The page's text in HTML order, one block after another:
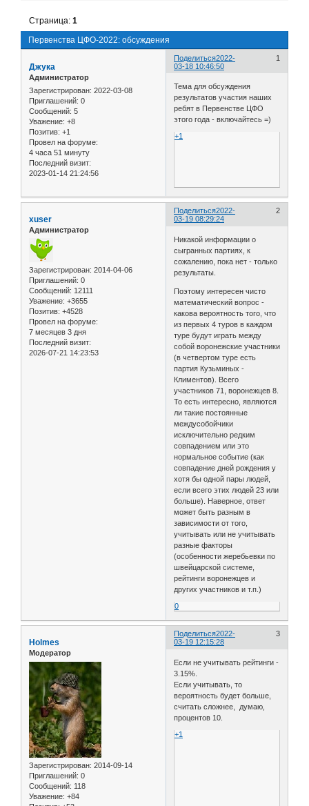
Первенства ЦФО-2022: обсуждения
Страница:1
Поделиться 1
2022-
03-18 10:46:50
Джука
Администратор
Зарегистрирован: 2022-03-08
Приглашений: 0
Сообщений: 5
Уважение: +8
Позитив: +1
Провел на форуме:
4 часа 51 минуту
Последний визит:
2023-01-14 21:24:56
Тема для обсуждения
результатов участия наших
ребят в Первенстве ЦФО
этого года - включайтесь =)
+1
Поделиться 2
2022-
03-19 08:29:24
xuser
Администратор
Зарегистрирован: 2014-04-06
Приглашений: 0
Сообщений: 12111
Уважение: +3655
Позитив: +4528
Провел на форуме:
7 месяцев 3 дня
Последний визит:
2026-07-21 14:23:53
Никакой информации о
сыгранных партиях, к
сожалению, пока нет - только
результаты.
Поэтому интересен чисто
математический вопрос -
какова вероятность того, что
из первых 4 туров в каждом
туре будут играть между
собой воронежские участники
(в четвертом туре есть
партия Кузьминых -
Климентов). Всего
участников 71, воронежцев 8.
То есть интересно, являются
ли такие постоянные
междусобойчики
исключительно редким
совпадением или это
нормальное событие (как
совпадение дней рождения у
хотя бы одной пары людей,
если всего этих людей 23 или
больше). Наверное, ответ
может быть разным в
зависимости от того,
учитывать или не учитывать
разные факторы
(особенности жеребьевки по
швейцарской системе,
рейтинги воронежцев и
других участников и т.п.)
0
Поделиться 3
2022-
03-19 12:15:28
Holmes
Модератор
Зарегистрирован: 2014-09-14
Приглашений: 0
Сообщений: 118
Уважение: +84
Если не учитывать рейтинги -
3.15%.
Если учитывать, то
вероятность будет больше,
считать сложнее, думаю,
процентов 10.
+1